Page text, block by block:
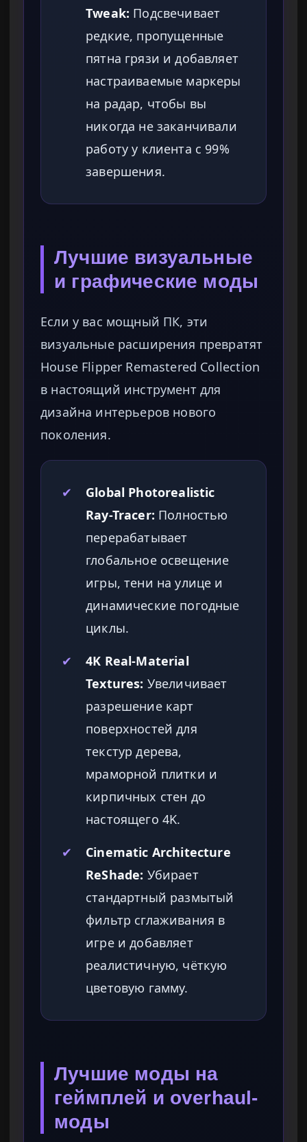
Tweak: Подсвечивает
редкие, пропущенные
пятна грязи и добавляет
настраиваемые маркеры
на радар, чтобы вы
никогда не заканчивали
работу у клиента с 99%
завершения.
Лучшие визуальные
и графические моды
Если у вас мощный ПК, эти
визуальные расширения превратят
House Flipper Remastered Collection
в настоящий инструмент для
дизайна интерьеров нового
поколения.
✔
Global Photorealistic
Ray-Tracer: Полностью
перерабатывает
глобальное освещение
игры, тени на улице и
динамические погодные
циклы.
✔
4K Real-Material
Textures: Увеличивает
разрешение карт
поверхностей для
текстур дерева,
мраморной плитки и
кирпичных стен до
настоящего 4K.
✔
Cinematic Architecture
ReShade: Убирает
стандартный размытый
фильтр сглаживания в
игре и добавляет
реалистичную, чёткую
цветовую гамму.
Лучшие моды на
геймплей и overhaul-
моды